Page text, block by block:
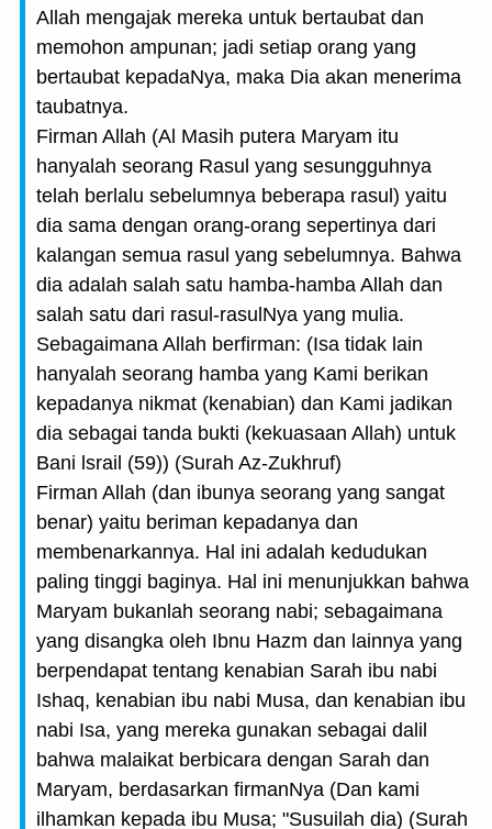
Allah mengajak mereka untuk bertaubat dan
memohon ampunan; jadi setiap orang yang
bertaubat kepadaNya, maka Dia akan menerima
taubatnya.
Firman Allah (Al Masih putera Maryam itu
hanyalah seorang Rasul yang sesungguhnya
telah berlalu sebelumnya beberapa rasul) yaitu
dia sama dengan orang-orang sepertinya dari
kalangan semua rasul yang sebelumnya. Bahwa
dia adalah salah satu hamba-hamba Allah dan
salah satu dari rasul-rasulNya yang mulia.
Sebagaimana Allah berfirman: (Isa tidak lain
hanyalah seorang hamba yang Kami berikan
kepadanya nikmat (kenabian) dan Kami jadikan
dia sebagai tanda bukti (kekuasaan Allah) untuk
Bani lsrail (59)) (Surah Az-Zukhruf)
Firman Allah (dan ibunya seorang yang sangat
benar) yaitu beriman kepadanya dan
membenarkannya. Hal ini adalah kedudukan
paling tinggi baginya. Hal ini menunjukkan bahwa
Maryam bukanlah seorang nabi; sebagaimana
yang disangka oleh Ibnu Hazm dan lainnya yang
berpendapat tentang kenabian Sarah ibu nabi
Ishaq, kenabian ibu nabi Musa, dan kenabian ibu
nabi Isa, yang mereka gunakan sebagai dalil
bahwa malaikat berbicara dengan Sarah dan
Maryam, berdasarkan firmanNya (Dan kami
ilhamkan kepada ibu Musa; "Susuilah dia) (Surah